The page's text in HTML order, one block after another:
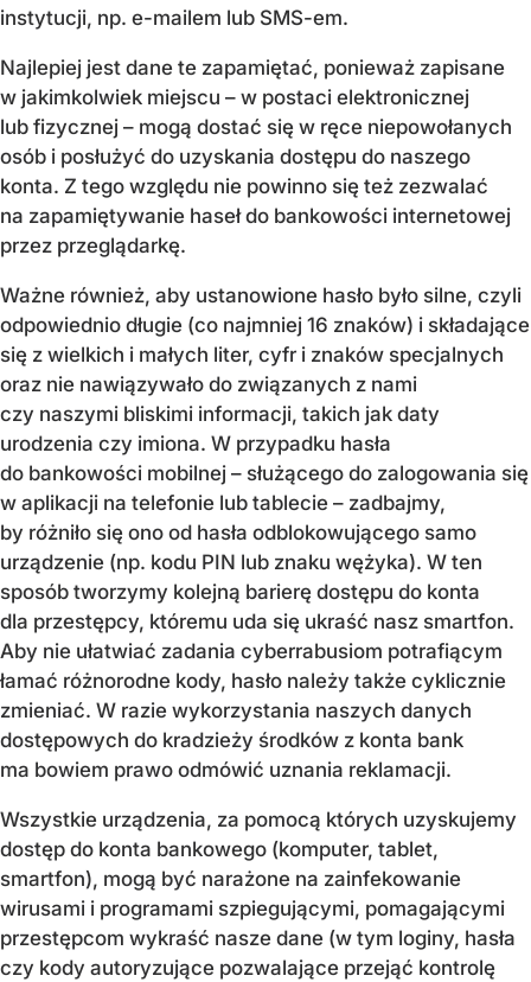
instytucji, np. e-mailem lub SMS-em.
Najlepiej jest dane te zapamiętać, ponieważ zapisane
w jakimkolwiek miejscu – w postaci elektronicznej
lub fizycznej – mogą dostać się w ręce niepowołanych
osób i posłużyć do uzyskania dostępu do naszego
konta. Z tego względu nie powinno się też zezwalać
na zapamiętywanie haseł do bankowości internetowej
przez przeglądarkę.
Ważne również, aby ustanowione hasło było silne, czyli
odpowiednio długie (co najmniej 16 znaków) i składające
się z wielkich i małych liter, cyfr i znaków specjalnych
oraz nie nawiązywało do związanych z nami
czy naszymi bliskimi informacji, takich jak daty
urodzenia czy imiona. W przypadku hasła
do bankowości mobilnej – służącego do zalogowania się
w aplikacji na telefonie lub tablecie – zadbajmy,
by różniło się ono od hasła odblokowującego samo
urządzenie (np. kodu PIN lub znaku wężyka). W ten
sposób tworzymy kolejną barierę dostępu do konta
dla przestępcy, któremu uda się ukraść nasz smartfon.
Aby nie ułatwiać zadania cyberrabusiom potrafiącym
łamać różnorodne kody, hasło należy także cyklicznie
zmieniać. W razie wykorzystania naszych danych
dostępowych do kradzieży środków z konta bank
ma bowiem prawo odmówić uznania reklamacji.
Wszystkie urządzenia, za pomocą których uzyskujemy
dostęp do konta bankowego (komputer, tablet,
smartfon), mogą być narażone na zainfekowanie
wirusami i programami szpiegującymi, pomagającymi
przestępcom wykraść nasze dane (w tym loginy, hasła
czy kody autoryzujące pozwalające przejąć kontrolę